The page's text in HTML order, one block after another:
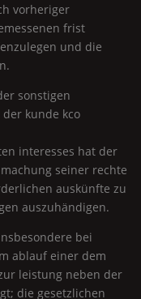
vorheriger
frist
und die
sonstigen
kunde kco
interesses hat der
seiner rechte
auskünfte zu
auszuhändigen.
bei
ablauf einer dem
leistung neben der
die gesetzlichen